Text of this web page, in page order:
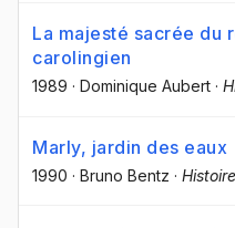
La majesté sacrée du
carolingien
1989 · Dominique Aubert ·
Marly, jardin des eaux
1990 · Bruno Bentz ·